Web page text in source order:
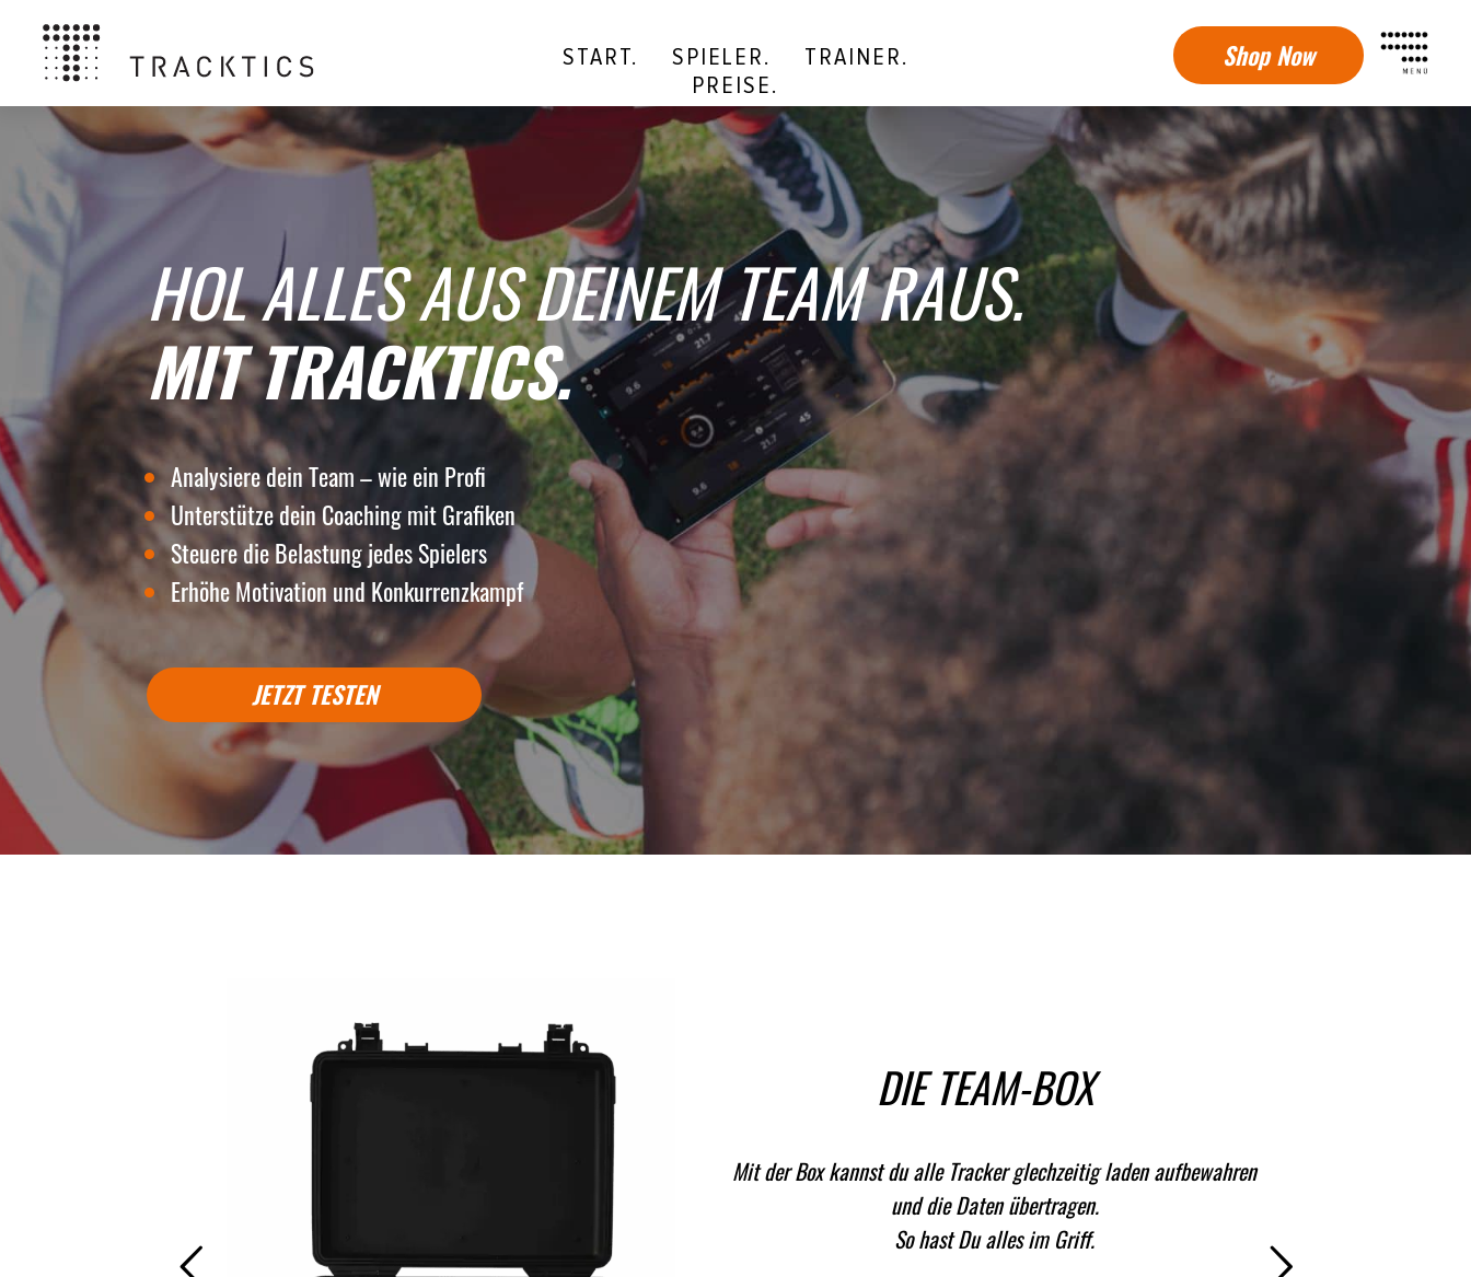
START. SPIELER.
TRAINER.
PREISE.
Shop Now
HOL ALLES AUS DEINEM TEAM RAUS.
MIT TRACKTICS.
Analysiere dein Team – wie ein Profi
Unterstütze dein Coaching mit Grafiken
Steuere die Belastung jedes Spielers
Erhöhe Motivation und Konkurrenzkampf
JETZT TESTEN
DIE TEAM-BOX
Mit der Box kannst du alle Tracker glechzeitig laden aufbewahren
und die Daten übertragen.
So hast Du alles im Griff.